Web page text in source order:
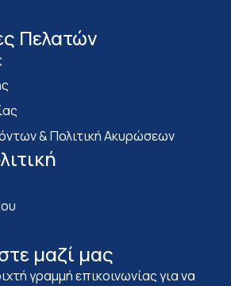
Πελατών
& Πολιτική Ακυρώσεων
μαζί μας
γραμμή επικοινωνίας για να